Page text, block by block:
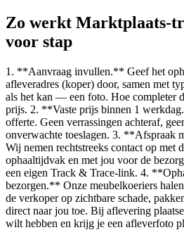
Zo werkt Marktplaats-
voor stap
1. **Aanvraag invullen.** Geef het
afleveradres (koper) door, samen met
als het kan — een foto. Hoe completer
prijs. 2. **Vaste prijs binnen 1
offerte. Geen verrassingen achteraf,
onverwachte toeslagen. 3. **Afspraak
Wij nemen rechtstreeks contact op met
ophaaltijdvak en met jou voor de
een eigen Track & Trace-link. 4.
bezorgen.** Onze meubelkoeriers
de verkoper op zichtbare schade,
direct naar jou toe. Bij aflevering
wilt hebben en krijg je een afleverfoto